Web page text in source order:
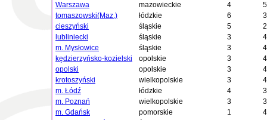
Warszawa
mazowieckie 4
5
tomaszowski(Maz.)
łódzkie 6
3
cieszyński
śląskie 5
2
lubliniecki
śląskie 3
4
m. Mysłowice
śląskie 3
4
kędzierzyńsko-kozielski
opolskie 3
4
opolski
opolskie 3
4
krotoszyński
wielkopolskie 3
4
m. Łódź
łódzkie 4
3
m. Poznań
wielkopolskie 3
3
m. Gdańsk
pomorskie 1
4